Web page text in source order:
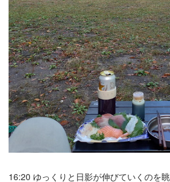
16:20 ゆっくりと日影が伸びていくのを